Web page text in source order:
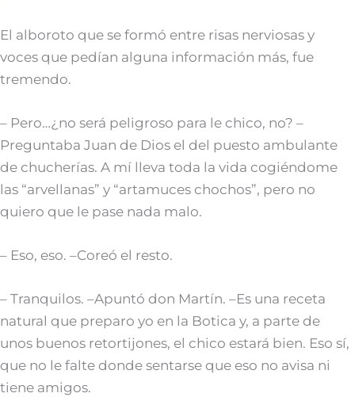
El alboroto que se formó entre risas nerviosas y
voces que pedían alguna información más, fue
tremendo.
– Pero…¿no será peligroso para le chico, no? –
Preguntaba Juan de Dios el del puesto ambulante
de chucherías. A mí lleva toda la vida cogiéndome
las “arvellanas” y “artamuces chochos”, pero no
quiero que le pase nada malo.
– Eso, eso. –Coreó el resto.
– Tranquilos. –Apuntó don Martín. –Es una receta
natural que preparo yo en la Botica y, a parte de
unos buenos retortijones, el chico estará bien. Eso sí,
que no le falte donde sentarse que eso no avisa ni
tiene amigos.